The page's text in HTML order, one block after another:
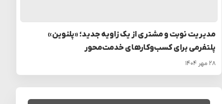
مدیریت نوبت و مشتری از یک زاویه جدید؛ «پلنوین»
پلتفرمی برای کسب‌وکارهای خدمت‌محور
۲۸ مهر ۱۴۰۴